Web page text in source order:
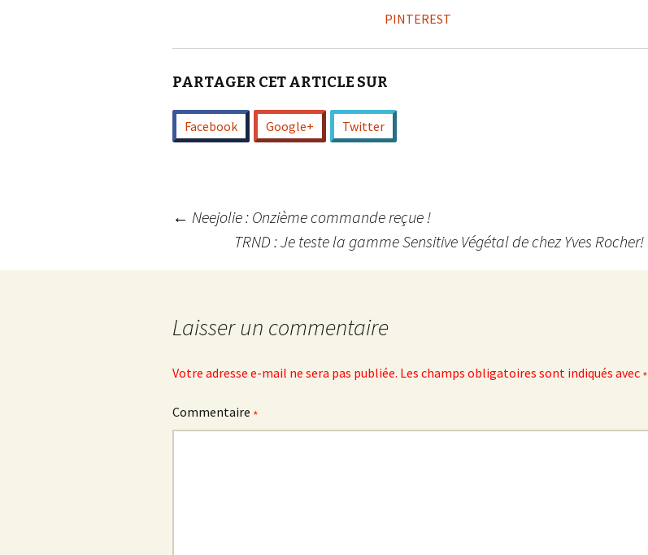
PINTEREST
PARTAGER CET ARTICLE SUR
Facebook Google+ Twitter
Navigation
des
← Neejolie : Onzième commande reçue !
TRND : Je teste la gamme Sensitive Végétal de chez Yves Rocher!
Laisser un commentaire
Votre adresse e-mail ne sera pas publiée. Les champs obligatoires sont indiqués avec *
Commentaire *